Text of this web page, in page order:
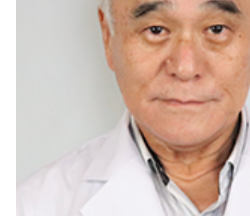
スタッフ紹介
施設紹介